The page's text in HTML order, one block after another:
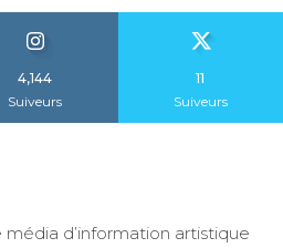
4,144
Suiveurs
11
Suiveurs
d’information artistique